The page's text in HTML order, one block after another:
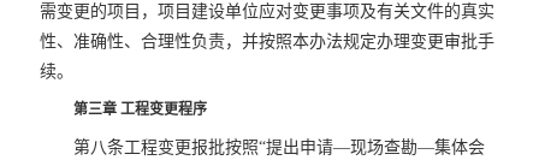
需变更的项目，项目建设单位应对变更事项及有关文件的真实
性、准确性、合理性负责，并按照本办法规定办理变更审批手
续。
第三章 工程变更程序
第八条工程变更报批按照“提出申请—现场查勘—集体会